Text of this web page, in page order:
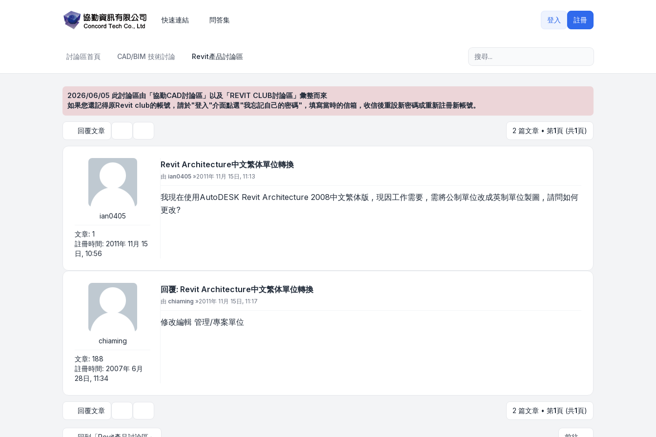
快速連結 問答集 登入 註冊
討論區首頁 CAD/BIM 技術討論 Revit產品討論區
2026/06/05 此討論區由「協勤CAD討論區」以及「REVIT CLUB討論區」彙整而來
如果您還記得原Revit club的帳號，請於"登入"介面點選"我忘記自己的密碼"，填寫當時的信箱，收信後重設新密碼或重新註冊新帳號。
回覆文章 2 篇文章 • 第1頁 (共1頁)
ian0405
文章: 1
註冊時間: 2011年 11月 15
日, 10:56
Revit Architecture中文繁体單位轉換
文章
由 ian0405 »2011年 11月 15日, 11:13
我現在使用AutoDESK Revit Architecture 2008中文繁体版 , 現因工作需要 , 需將公制單位改成英制單位製圖 , 請問如何
更改?
chiaming
文章: 188
註冊時間: 2007年 6月
28日, 11:34
回覆: Revit Architecture中文繁体單位轉換
文章
由 chiaming »2011年 11月 15日, 11:17
修改編輯 管理/專案單位
回覆文章 2 篇文章 • 第1頁 (共1頁)